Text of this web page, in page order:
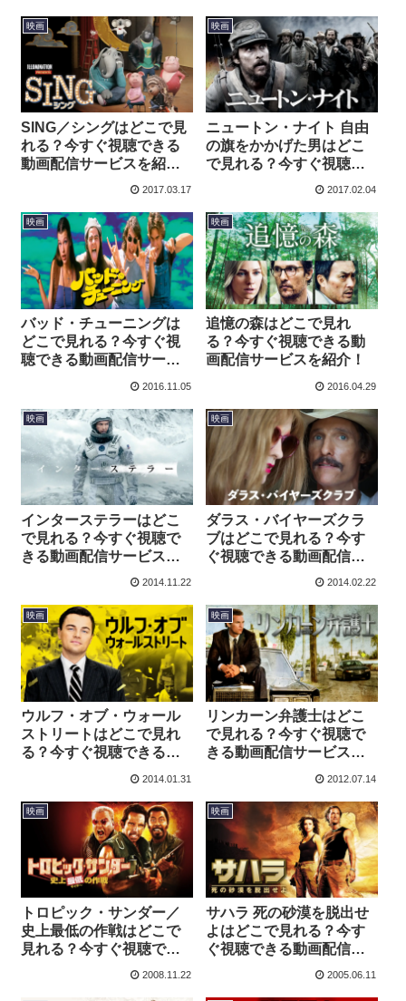
映画
SING／シングはどこで見
れる？今すぐ視聴できる
動画配信サービスを紹
2017.03.17
映画
ニュートン・ナイト 自由
の旗をかかげた男はどこ
で見れる？今すぐ視聴で
きる動画配信サービスを
2017.02.04
映画
バッド・チューニングは
どこで見れる？今すぐ視
聴できる動画配信サービ
2016.11.05
映画
追憶の森はどこで見れ
る？今すぐ視聴できる動
画配信サービスを紹介！
2016.04.29
映画
インターステラーはどこ
で見れる？今すぐ視聴で
きる動画配信サービスを
2014.11.22
映画
ダラス・バイヤーズクラ
ブはどこで見れる？今す
ぐ視聴できる動画配信サ
2014.02.22
映画
ウルフ・オブ・ウォール
ストリートはどこで見れ
る？今すぐ視聴できる動
2014.01.31
映画
リンカーン弁護士はどこ
で見れる？今すぐ視聴で
きる動画配信サービスを
2012.07.14
映画
トロピック・サンダー／
史上最低の作戦はどこで
見れる？今すぐ視聴でき
る動画配信サービスを紹
2008.11.22
映画
サハラ 死の砂漠を脱出せ
よはどこで見れる？今す
ぐ視聴できる動画配信サ
2005.06.11